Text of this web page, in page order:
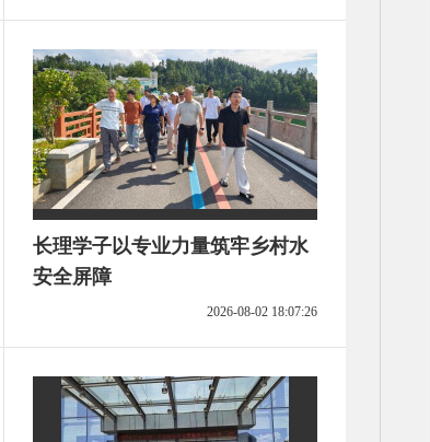
长理学子以专业力量筑牢乡村水
安全屏障
2026-08-02 18:07:26